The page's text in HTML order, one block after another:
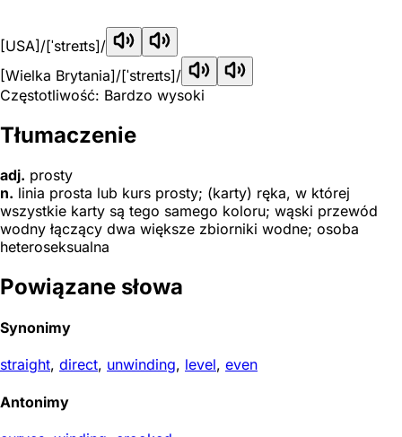
[USA] /[ˈstreɪts]/
[Wielka Brytania]/[ˈstreɪts]/
Częstotliwość: Bardzo wysoki
Tłumaczenie
adj. prosty
n. linia prosta lub kurs prosty; (karty) ręka, w której
wszystkie karty są tego samego koloru; wąski przewód
wodny łączący dwa większe zbiorniki wodne; osoba
heteroseksualna
Powiązane słowa
Synonimy
straight, direct, unwinding, level, even
Antonimy